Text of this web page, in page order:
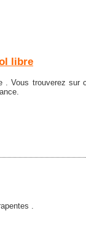
libre
. Vous trouverez sur
.